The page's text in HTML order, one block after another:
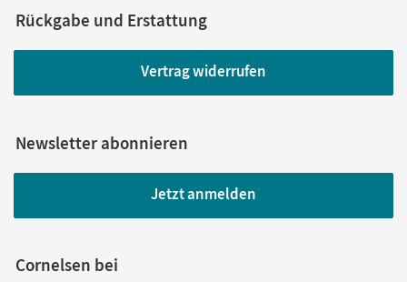
Rückgabe und Erstattung
Vertrag widerrufen
Newsletter abonnieren
Jetzt anmelden
Cornelsen bei